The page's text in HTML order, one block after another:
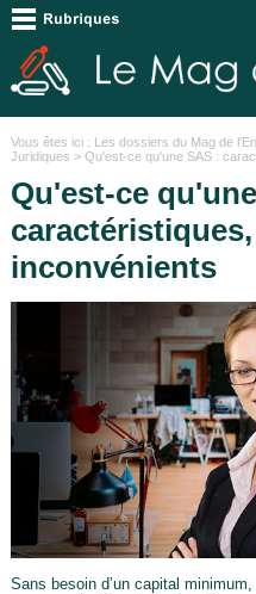
Vous êtes ici : Les dossiers du Mag de
Juridiques > Qu'est-ce qu'une SAS :
Qu'est-ce
inconvénients
Sans besoin d’un capital